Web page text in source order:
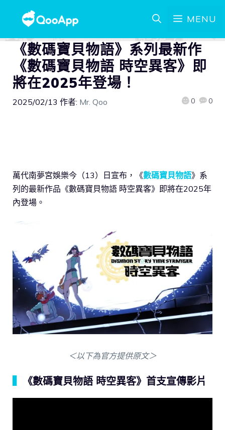
MENU
《數碼寶貝物語》系列最新作
《數碼寶貝物語 時空異客》即
將在2025年登場！
2025/02/13 作者: Mr. Qoo 0 0
萬代南夢宮娛樂今（13）日宣布，《數碼寶貝物語》系
列的最新作品《數碼寶貝物語 時空異客》即將在2025年
內登場。
＜以下為官方提供原文＞
《數碼寶貝物語 時空異客》首支宣傳影片